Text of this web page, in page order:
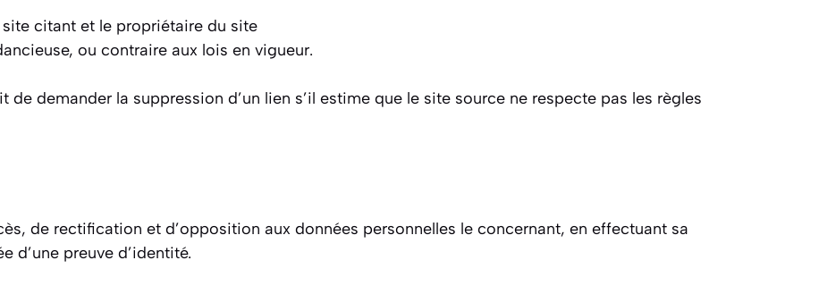
citant et le propriétaire du site
ou contraire aux lois en vigueur.
demander la suppression d’un lien s’il estime que le site source ne respecte pas les règles
de rectification et d’opposition aux données personnelles le concernant, en effectuant sa
d’une preuve d’identité.